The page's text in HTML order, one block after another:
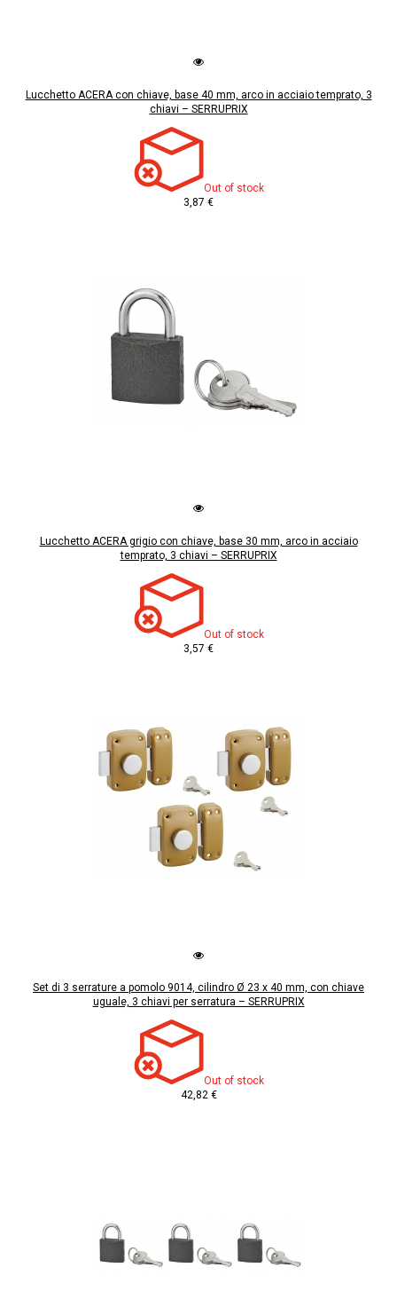
Lucchetto ACERA con chiave, base 40 mm, arco in acciaio temprato, 3
chiavi – SERRUPRIX
Out of stock
3,87 €
Lucchetto ACERA grigio con chiave, base 30 mm, arco in acciaio
temprato, 3 chiavi – SERRUPRIX
Out of stock
3,57 €
Set di 3 serrature a pomolo 9014, cilindro Ø 23 x 40 mm, con chiave
uguale, 3 chiavi per serratura – SERRUPRIX
Out of stock
42,82 €